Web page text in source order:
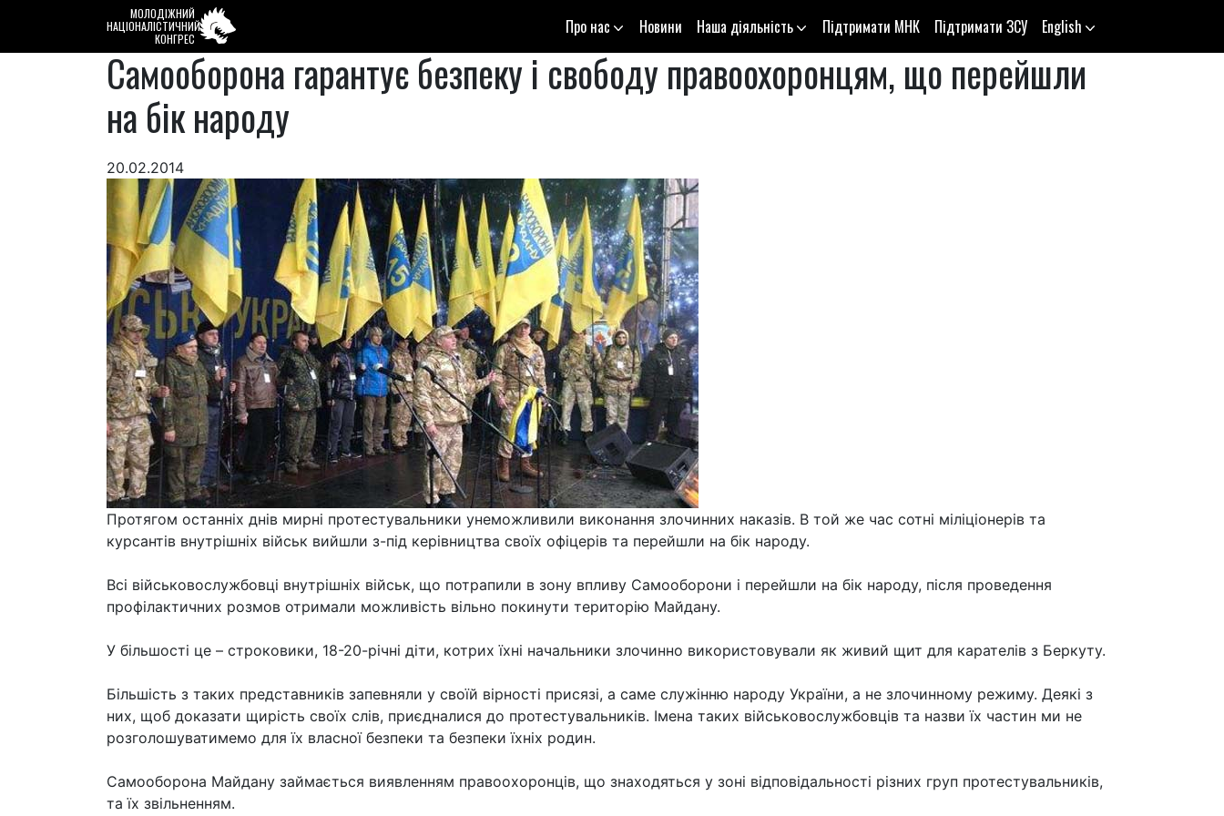
МОЛОДІЖНИЙ
НАЦІОНАЛІСТИЧНИЙ
КОНГРЕС
Про нас Новини Наша діяльність Підтримати МНК Підтримати ЗСУ English
Самооборона гарантує безпеку і свободу правоохоронцям, що перейшли
на бік народу
20.02.2014
Протягом останніх днів мирні протестувальники унеможливили виконання злочинних наказів. В той же час сотні міліціонерів та
курсантів внутрішніх військ вийшли з-під керівництва своїх офіцерів та перейшли на бік народу.
Всі військовослужбовці внутрішніх військ, що потрапили в зону впливу Самооборони і перейшли на бік народу, після проведення
профілактичних розмов отримали можливість вільно покинути територію Майдану.
У більшості це – строковики, 18-20-річні діти, котрих їхні начальники злочинно використовували як живий щит для карателів з Беркуту.
Більшість з таких представників запевняли у своїй вірності присязі, а саме служінню народу України, а не злочинному режиму. Деякі з
них, щоб доказати щирість своїх слів, приєдналися до протестувальників. Імена таких військовослужбовців та назви їх частин ми не
розголошуватимемо для їх власної безпеки та безпеки їхніх родин.
Самооборона Майдану займається виявленням правоохоронців, що знаходяться у зоні відповідальності різних груп протестувальників,
та їх звільненням.